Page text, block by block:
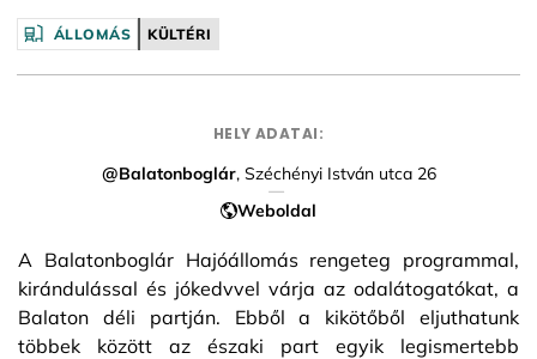
ÁLLOMÁS KÜLTÉRI
HELY ADATAI:
@Balatonboglár, Széchényi István utca 26
Weboldal
A Balatonboglár Hajóállomás rengeteg programmal,
kirándulással és jókedvvel várja az odalátogatókat, a
Balaton déli partján. Ebből a kikötőből eljuthatunk
többek között az északi part egyik legismertebb